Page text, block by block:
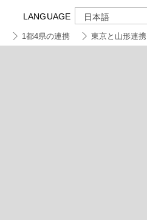
LANGUAGE 日本語
1都4県の連携 東京と山形連携